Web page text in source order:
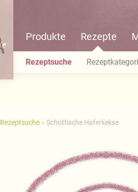
Produkte Rezepte
Rezeptsuche
Rezeptsuche Schottische Haferkekse